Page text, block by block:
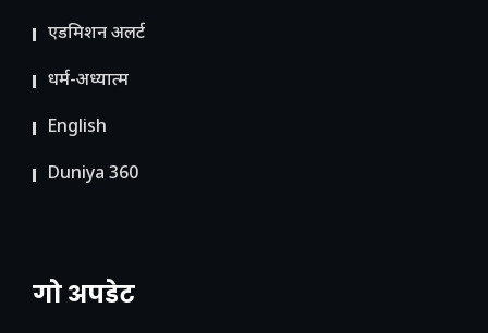
ए​डमिशन अलर्ट
धर्म-अध्यात्म
English
Duniya 360
गो अपडेट